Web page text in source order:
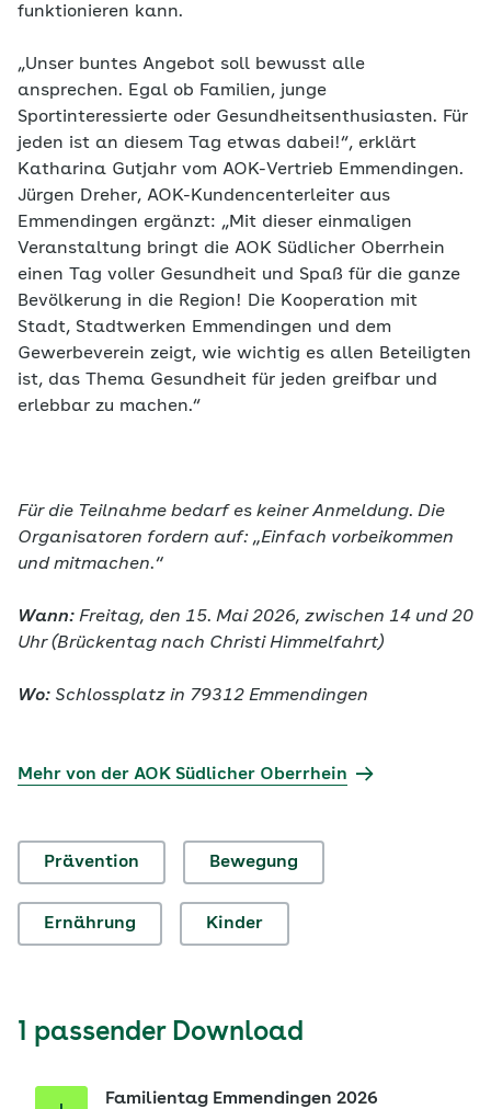
funktionieren kann.
„Unser buntes Angebot soll bewusst alle
ansprechen. Egal ob Familien, junge
Sportinteressierte oder Gesundheitsenthusiasten. Für
jeden ist an diesem Tag etwas dabei!“, erklärt
Katharina Gutjahr vom AOK-Vertrieb Emmendingen.
Jürgen Dreher, AOK-Kundencenterleiter aus
Emmendingen ergänzt: „Mit dieser einmaligen
Veranstaltung bringt die AOK Südlicher Oberrhein
einen Tag voller Gesundheit und Spaß für die ganze
Bevölkerung in die Region! Die Kooperation mit
Stadt, Stadtwerken Emmendingen und dem
Gewerbeverein zeigt, wie wichtig es allen Beteiligten
ist, das Thema Gesundheit für jeden greifbar und
erlebbar zu machen.“
Für die Teilnahme bedarf es keiner Anmeldung. Die
Organisatoren fordern auf: „Einfach vorbeikommen
und mitmachen.“
Wann: Freitag, den 15. Mai 2026, zwischen 14 und 20
Uhr (Brückentag nach Christi Himmelfahrt)
Wo: Schlossplatz in 79312 Emmendingen
Mehr von der AOK Südlicher Oberrhein
Prävention Bewegung
Ernährung Kinder
1 passender Download
Familientag Emmendingen 2026